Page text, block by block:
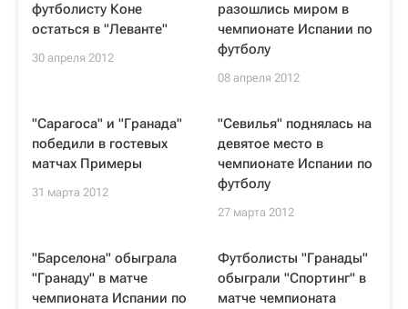
футболисту Коне
остаться в "Леванте"
30 апреля 2012
разошлись миром в
чемпионате Испании по
футболу
08 апреля 2012
"Сарагоса" и "Гранада"
победили в гостевых
матчах Примеры
31 марта 2012
"Севилья" поднялась на
девятое место в
чемпионате Испании по
футболу
27 марта 2012
"Барселона" обыграла
"Гранаду" в матче
чемпионата Испании по
Футболисты "Гранады"
обыграли "Спортинг" в
матче чемпионата